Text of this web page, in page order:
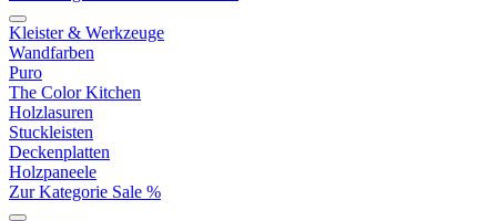
Kleister & Werkzeuge
Wandfarben
Puro
The Color Kitchen
Holzlasuren
Stuckleisten
Deckenplatten
Holzpaneele
Zur Kategorie Sale %